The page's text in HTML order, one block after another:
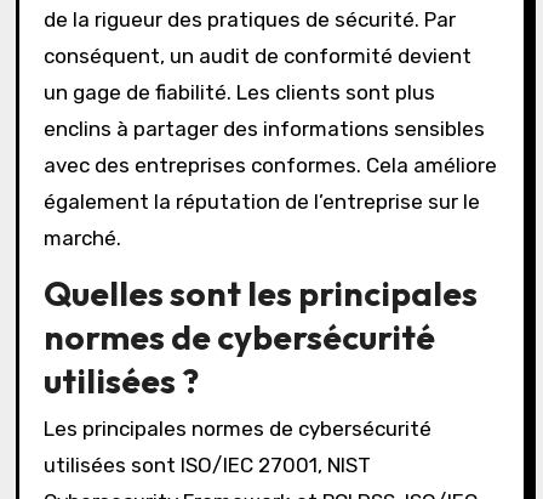
de la rigueur des pratiques de sécurité. Par
conséquent, un audit de conformité devient
un gage de fiabilité. Les clients sont plus
enclins à partager des informations sensibles
avec des entreprises conformes. Cela améliore
également la réputation de l’entreprise sur le
marché.
Quelles sont les principales
normes de cybersécurité
utilisées ?
Les principales normes de cybersécurité
utilisées sont ISO/IEC 27001, NIST